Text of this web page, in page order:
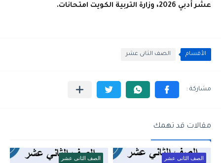
عشر أدبي 2026، وزارة التربية الكويت امتحانات.
الأقسام الصف الثانى عشر
مقالات قد تهمك
الصف الثانى عشر الصف الثانى عشر